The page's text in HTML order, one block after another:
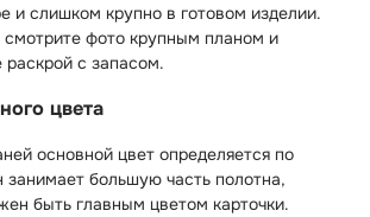
и слишком крупно в готовом изделии.
смотрите фото крупным планом и
раскрой с запасом.
цвета
основной цвет определяется по
большую часть полотна,
быть главным цветом карточки.